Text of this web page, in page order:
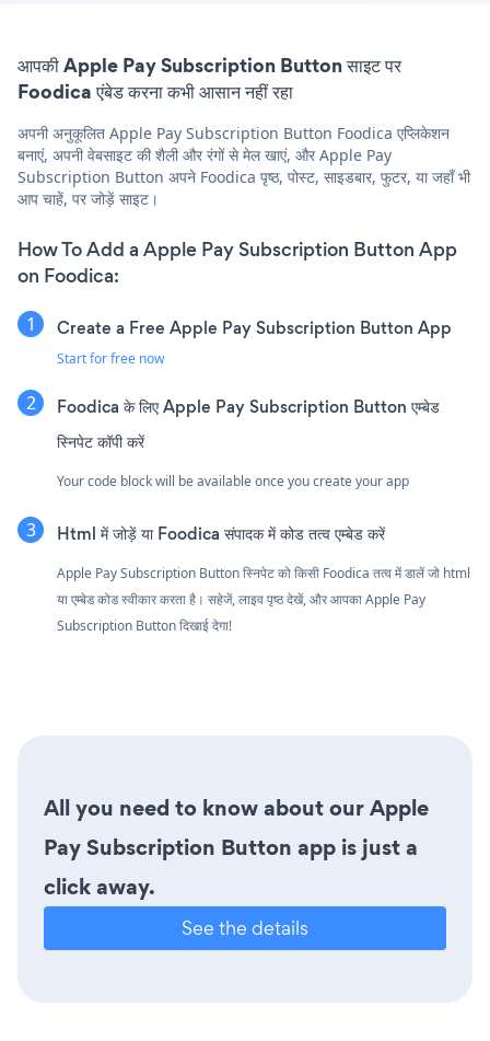
आपकी Apple Pay Subscription Button साइट पर
Foodica एंबेड करना कभी आसान नहीं रहा
अपनी अनुकूलित Apple Pay Subscription Button Foodica एप्लिकेशन
बनाएं, अपनी वेबसाइट की शैली और रंगों से मेल खाएं, और Apple Pay
Subscription Button अपने Foodica पृष्ठ, पोस्ट, साइडबार, फुटर, या जहाँ भी
आप चाहें, पर जोड़ें साइट।
How To Add a Apple Pay Subscription Button App
on Foodica:
Create a Free Apple Pay Subscription Button App
Start for free now
Foodica के लिए Apple Pay Subscription Button एम्बेड
स्निपेट कॉपी करें
Your code block will be available once you create your app
Html में जोड़ें या Foodica संपादक में कोड तत्व एम्बेड करें
Apple Pay Subscription Button स्निपेट को किसी Foodica तत्व में डालें जो html
या एम्बेड कोड स्वीकार करता है। सहेजें, लाइव पृष्ठ देखें, और आपका Apple Pay
Subscription Button दिखाई देगा!
All you need to know about our Apple
Pay Subscription Button app is just a
click away.
See the details